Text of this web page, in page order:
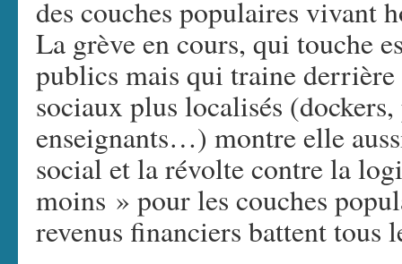
des couches populaires vivant
La grève en cours, qui touche
publics mais qui traine
sociaux plus localisés
enseignants…) montre elle
social et la révolte contre la
moins » pour les couches
revenus financiers battent tous